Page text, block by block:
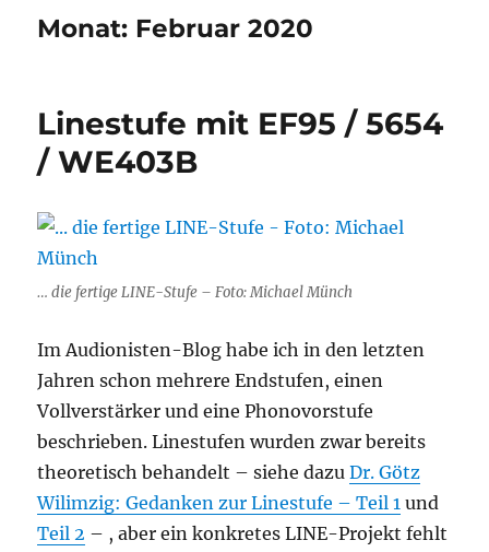
Monat: Februar 2020
Linestufe mit EF95 / 5654
/ WE403B
… die fertige LINE-Stufe – Foto: Michael Münch
Im Audionisten-Blog habe ich in den letzten
Jahren schon mehrere Endstufen, einen
Vollverstärker und eine Phonovorstufe
beschrieben. Linestufen wurden zwar bereits
theoretisch behandelt – siehe dazuDr. Götz
Wilimzig: Gedanken zur Linestufe – Teil 1 und
Teil 2 – , aber ein konkretes LINE-Projekt fehlt